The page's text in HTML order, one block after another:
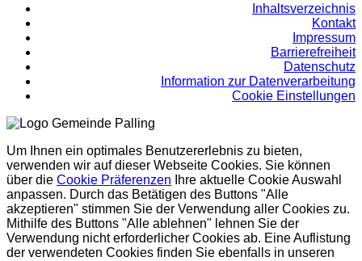
Inhaltsverzeichnis
Kontakt
Impressum
Barrierefreiheit
Datenschutz
Information zur Datenverarbeitung
Cookie Einstellungen
Um Ihnen ein optimales Benutzererlebnis zu bieten,
verwenden wir auf dieser Webseite Cookies. Sie können
über die Cookie Präferenzen Ihre aktuelle Cookie Auswahl
anpassen. Durch das Betätigen des Buttons "Alle
akzeptieren" stimmen Sie der Verwendung aller Cookies zu.
Mithilfe des Buttons "Alle ablehnen" lehnen Sie der
Verwendung nicht erforderlicher Cookies ab. Eine Auflistung
der verwendeten Cookies finden Sie ebenfalls in unseren